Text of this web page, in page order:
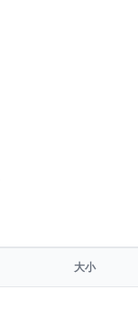
大小